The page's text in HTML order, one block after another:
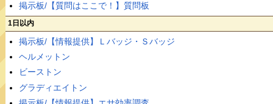
掲示板/【質問はここで！】質問板
1日以内
掲示板/【情報提供】Ｌバッジ・Ｓバッジ
ヘルメットン
ビーストン
グラディエイトン